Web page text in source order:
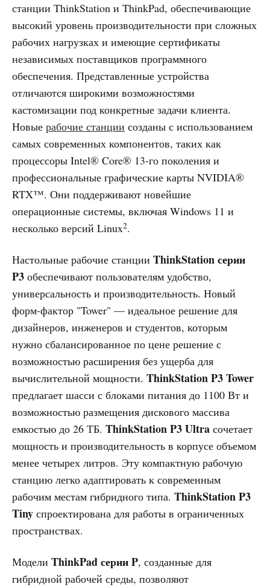
станции ThinkStation и ThinkPad, обеспечивающие
высокий уровень производительности при сложных
рабочих нагрузках и имеющие сертификаты
независимых поставщиков программного
обеспечения. Представленные устройства
отличаются широкими возможностями
кастомизации под конкретные задачи клиента.
Новые рабочие станции созданы с использованием
самых современных компонентов, таких как
процессоры Intel® Core® 13-го поколения и
профессиональные графические карты NVIDIA®
RTX™. Они поддерживают новейшие
операционные системы, включая Windows 11 и
несколько версий Linux2.
Настольные рабочие станции ThinkStation серии
P3 обеспечивают пользователям удобство,
универсальность и производительность. Новый
форм-фактор "Tower" — идеальное решение для
дизайнеров, инженеров и студентов, которым
нужно сбалансированное по цене решение с
возможностью расширения без ущерба для
вычислительной мощности. ThinkStation P3 Tower
предлагает шасси с блоками питания до 1100 Вт и
возможностью размещения дискового массива
емкостью до 26 ТБ. ThinkStation P3 Ultra сочетает
мощность и производительность в корпусе объемом
менее четырех литров. Эту компактную рабочую
станцию легко адаптировать к современным
рабочим местам гибридного типа. ThinkStation P3
Tiny спроектирована для работы в ограниченных
пространствах.
Модели ThinkPad серии P, созданные для
гибридной рабочей среды, позволяют